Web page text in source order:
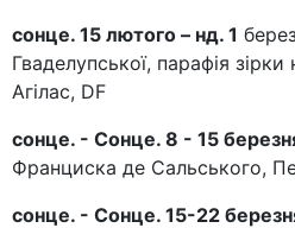
сонце. 15 лютого – нд. 1
Гваделупської, парафія зірки
Агілас, DF
сонце. - Сонце. 8 - 15
Франциска де Сальського,
сонце. - Сонце. 15-22